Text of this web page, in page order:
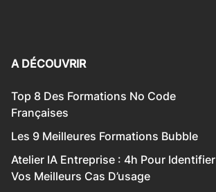
A DÉCOUVRIR
Top 8 Des Formations ‍No Code
Françaises
Les 9 Meilleures Formations Bubble
Atelier IA Entreprise : 4h Pour Identifier
Vos Meilleurs Cas D’usage